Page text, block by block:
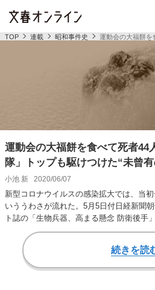
TOP 連載 昭和事件史 運動会の大福餅
運動会の大福餅を食べて死者
隊」トップも駆けつけた“未曾
小池 新 2020/06/07
新型コロナウイルスの感染拡大では、当
いううわさが流れた。5月5日付日経新聞
ト誌の「生物兵器、高まる懸念 防衛後手
こでは、「生物…
続きを読